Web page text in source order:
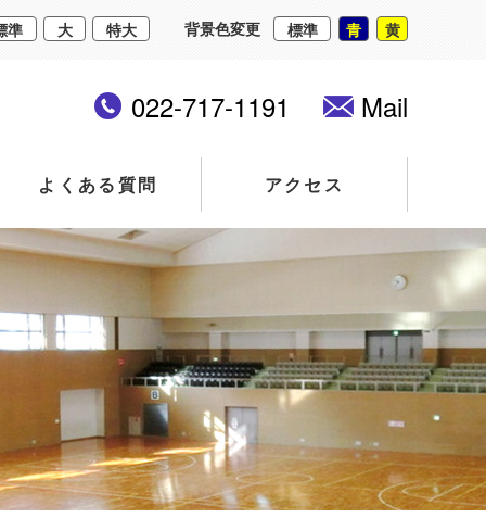
背景色変更 標準 青 黄
準 大 特大
022-717-1191 Mail
よくある質問 アクセス